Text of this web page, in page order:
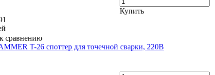
Купить
сравнению
T-26 споттер для точечной сварки, 220В